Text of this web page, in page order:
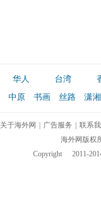
华人 台湾
中原 书画 丝路 潇湘
关于海外网 广告服务
联系
海外网版权
Copyright
2011-